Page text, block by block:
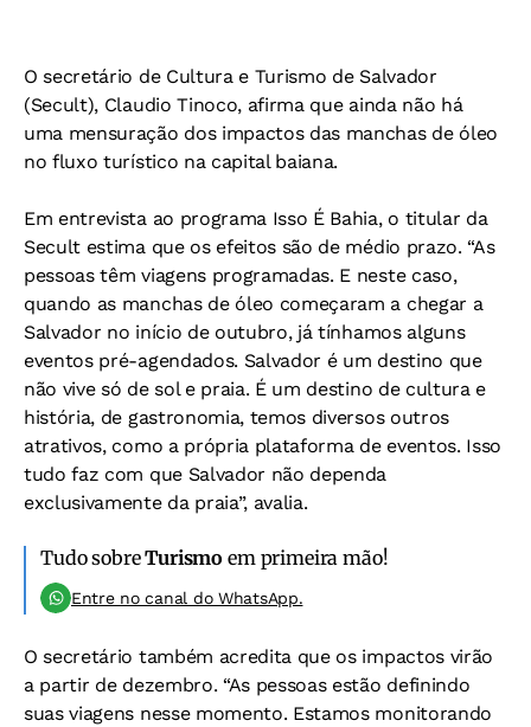
O secretário de Cultura e Turismo de Salvador
(Secult), Claudio Tinoco, afirma que ainda não há
uma mensuração dos impactos das manchas de óleo
no fluxo turístico na capital baiana.
Em entrevista ao programa Isso É Bahia, o titular da
Secult estima que os efeitos são de médio prazo. “As
pessoas têm viagens programadas. E neste caso,
quando as manchas de óleo começaram a chegar a
Salvador no início de outubro, já tínhamos alguns
eventos pré-agendados. Salvador é um destino que
não vive só de sol e praia. É um destino de cultura e
história, de gastronomia, temos diversos outros
atrativos, como a própria plataforma de eventos. Isso
tudo faz com que Salvador não dependa
exclusivamente da praia”, avalia.
Tudo sobreTurismo em primeira mão!
Entre no canal do WhatsApp.
O secretário também acredita que os impactos virão
a partir de dezembro. “As pessoas estão definindo
suas viagens nesse momento. Estamos monitorando